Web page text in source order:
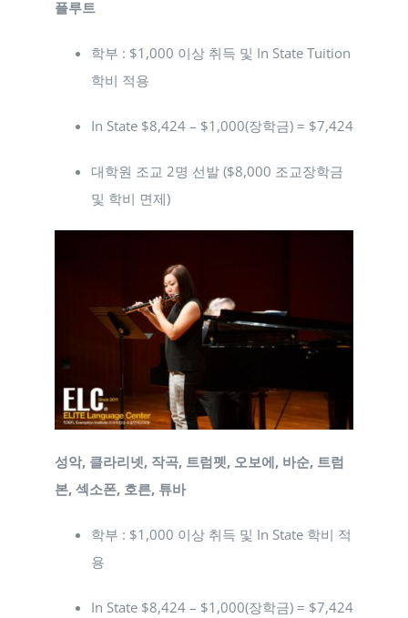
플루트
학부 : $1,000 이상 취득 및 In State Tuition
학비 적용
In State $8,424 – $1,000(장학금) = $7,424
대학원 조교 2명 선발 ($8,000 조교장학금
및 학비 면제)
성악, 클라리넷, 작곡, 트럼펫, 오보에, 바순, 트럼
본, 섹소폰, 호른, 튜바
학부 : $1,000 이상 취득 및 In State 학비 적
용
In State $8,424 – $1,000(장학금) = $7,424